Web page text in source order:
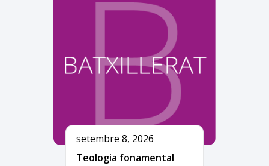
setembre 8, 2026
Teologia fonamental